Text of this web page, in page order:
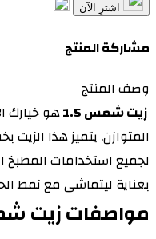
اشترِ الآن
مشاركة المنتج
وصف المنتج
زيت شمس 1.5
هو خيارك
المتوازن. يتميز هذا الزيت
لجميع استخدامات
بعناية ليتماشى مع نمط
مواصفاتزيت